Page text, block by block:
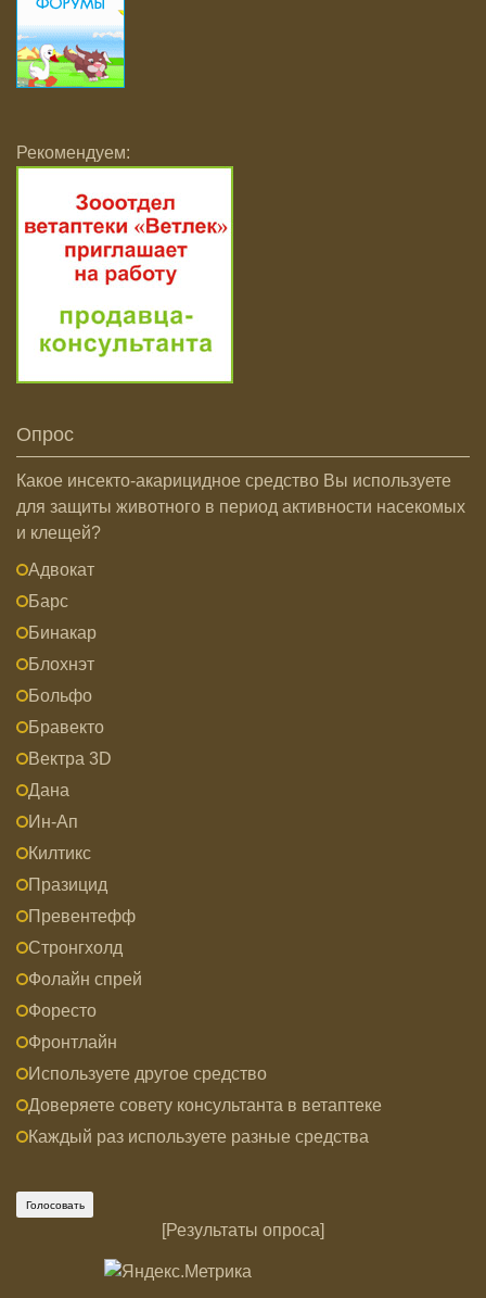
Рекомендуем:
Опрос
Какое инсекто-акарицидное средство Вы используете
для защиты животного в период активности насекомых
и клещей?
Адвокат
Барс
Бинакар
Блохнэт
Больфо
Бравекто
Вектра 3D
Дана
Ин-Ап
Килтикс
Празицид
Превентефф
Стронгхолд
Фолайн спрей
Форесто
Фронтлайн
Используете другое средство
Доверяете совету консультанта в ветаптеке
Каждый раз используете разные средства
[Результаты опроса]